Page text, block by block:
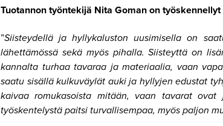
Tuotannon työntekijä Nita Goman on
”Siisteydellä ja hyllykaluston uusimisella on
lähettämössä sekä myös pihalla. Siisteyttä on
kannalta turhaa tavaraa ja materiaalia, vaan
saatu sisällä kulkuväylät auki ja hyllyjen edustat
kaivaa romukasoista mitään, vaan tavarat
työskentelystä paitsi turvallisempaa, myös paljon